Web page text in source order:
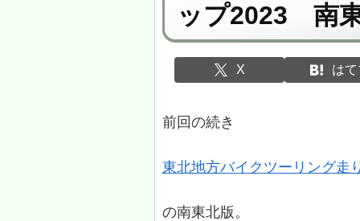
ップ2023 南
X は
前回の続き
東北地方バイクツーリング
の南東北版。